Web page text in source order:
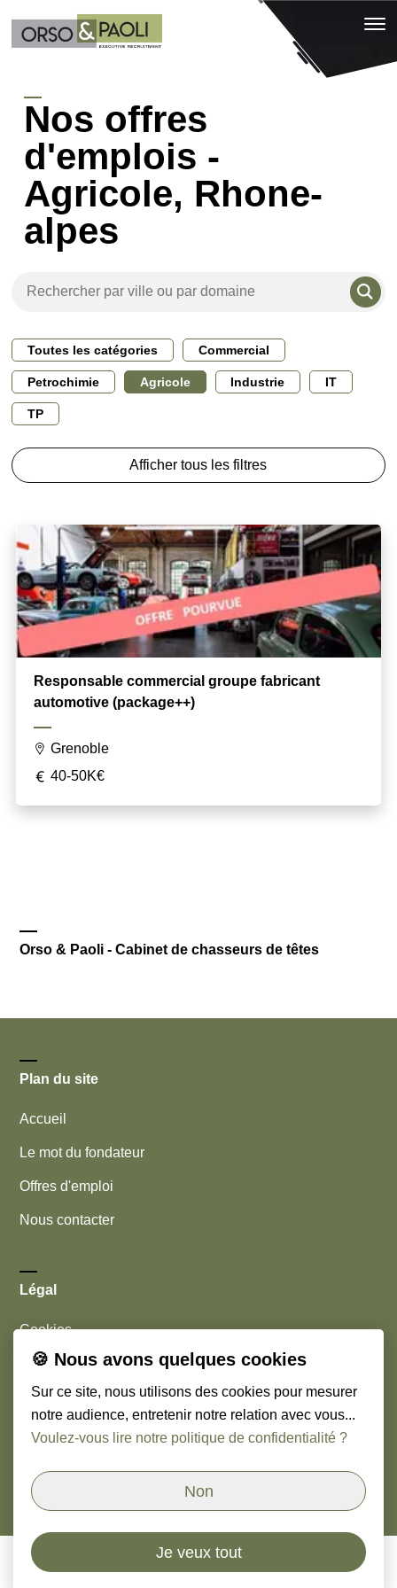
Nos offres
d'emplois -
Agricole, Rhone-
alpes
Toutes les catégories Commercial
Petrochimie Agricole Industrie IT
TP
Afficher tous les filtres
Responsable commercial groupe fabricant
automotive (package++)
Grenoble
40-50K€
Orso & Paoli - Cabinet de chasseurs de têtes
Plan du site
Accueil
Le mot du fondateur
Offres d'emploi
Nous contacter
Légal
Cookies
Mentions légales
Nous suivre
Linkedin
© Copyright
Orso & Paoli - Cabinet de chasseurs
🍪 Nous avons quelques cookies
Sur ce site, nous utilisons des cookies pour mesurer
notre audience, entretenir notre relation avec vous...
Voulez-vous lire notre politique de confidentialité ?
Non
Je veux tout